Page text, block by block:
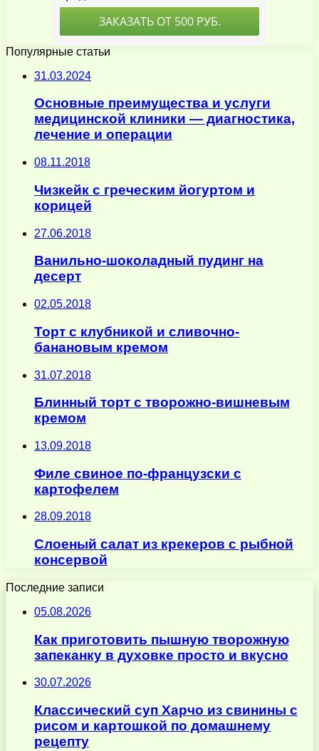
Популярные статьи
31.03.2024
Основные преимущества и услуги
медицинской клиники — диагностика,
лечение и операции
08.11.2018
Чизкейк с греческим йогуртом и
корицей
27.06.2018
Ванильно-шоколадный пудинг на
десерт
02.05.2018
Торт с клубникой и сливочно-
банановым кремом
31.07.2018
Блинный торт с творожно-вишневым
кремом
13.09.2018
Филе свиное по-французски с
картофелем
28.09.2018
Слоеный салат из крекеров с рыбной
консервой
Последние записи
05.08.2026
Как приготовить пышную творожную
запеканку в духовке просто и вкусно
30.07.2026
Классический суп Харчо из свинины с
рисом и картошкой по домашнему
рецепту